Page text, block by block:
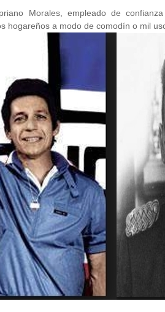
Morales, empleado de
hogareños a modo de comodín o mil